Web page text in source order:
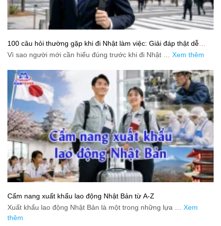
100 câu hỏi thường gặp khi đi Nhật làm việc: Giải đáp thật dễ
hiểu cho người mới bắt đầu
Vì sao người mới cần hiểu đúng trước khi đi Nhật … Xem thêm
Cẩm nang xuất khẩu lao động Nhật Bản từ A-Z
Xuất khẩu lao động Nhật Bản là một trong những lựa … Xem
thêm